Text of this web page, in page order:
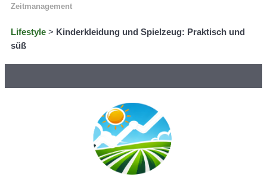
Zeitmanagement
Lifestyle > Kinderkleidung und Spielzeug: Praktisch und
süß